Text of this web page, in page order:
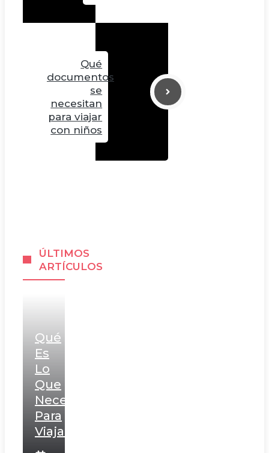
Qué
documentos
se
necesitan
para viajar
con niños
ÚLTIMOS
ARTÍCULOS
Qué
Es
Lo
Que
Necesito
Para
Viajar